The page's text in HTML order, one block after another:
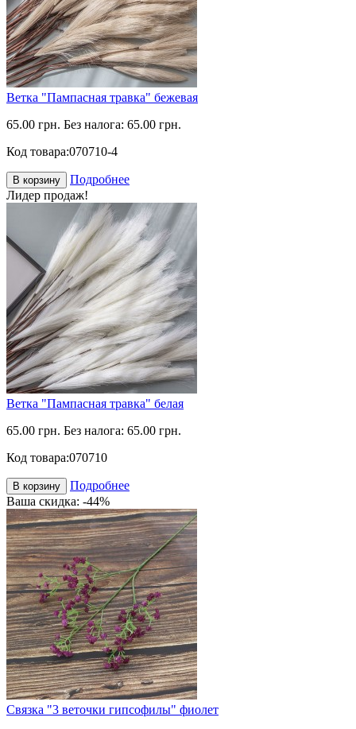
Ветка "Пампасная травка" бежевая
65.00 грн. Без налога: 65.00 грн.
Код товара:070710-4
В корзину
Подробнее
Лидер продаж!
Ветка "Пампасная травка" белая
65.00 грн. Без налога: 65.00 грн.
Код товара:070710
В корзину
Подробнее
Ваша скидка: -44%
Связка "3 веточки гипсофилы" фиолет